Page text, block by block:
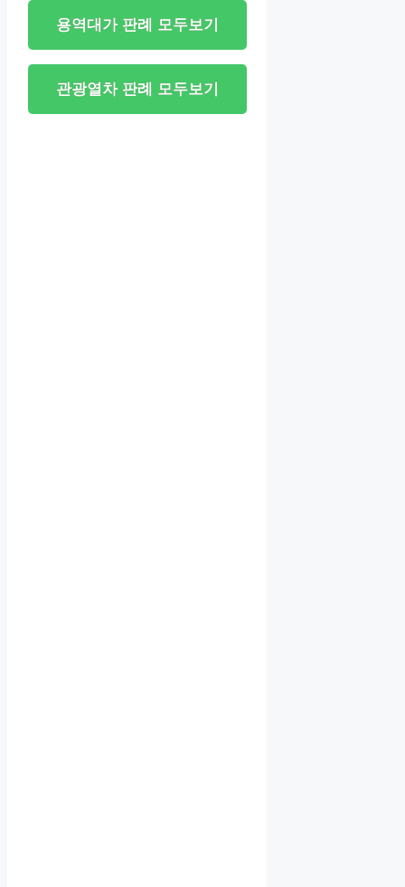
용역대가 판례 모두보기
관광열차 판례 모두보기